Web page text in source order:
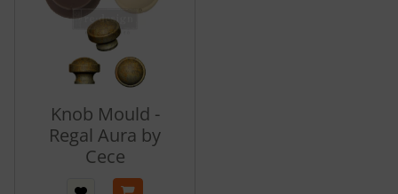
Knob Mould -
Regal Aura by
Cece